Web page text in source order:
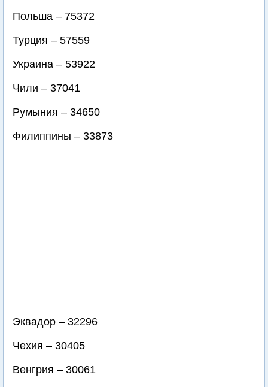
Польша – 75372
Турция – 57559
Украина – 53922
Чили – 37041
Румыния – 34650
Филиппины – 33873
Эквадор – 32296
Чехия – 30405
Венгрия – 30061